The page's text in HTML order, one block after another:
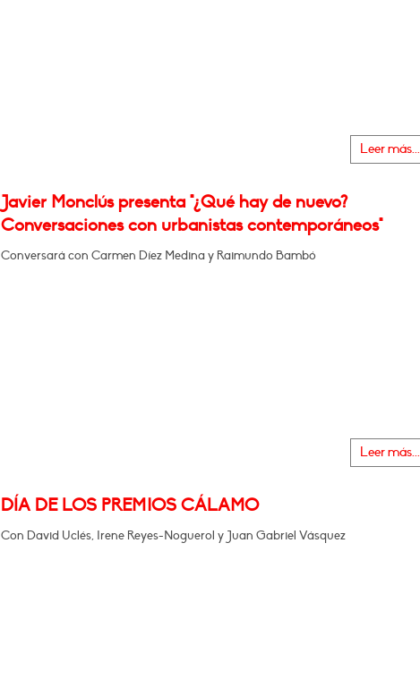
Leer más...
Javier Monclús presenta "¿Qué hay de nuevo?
Conversaciones con urbanistas contemporáneos"
Conversará con Carmen Díez Medina y Raimundo Bambó
Leer más...
DÍA DE LOS PREMIOS CÁLAMO
Con David Uclés, Irene Reyes-Noguerol y Juan Gabriel Vásquez